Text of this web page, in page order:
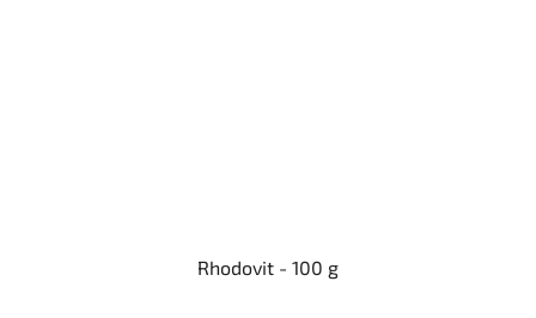
Rhodovit - 100 g